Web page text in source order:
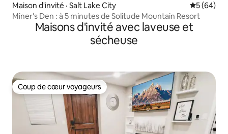
Maison d'invité · Salt Lake City Note
5 (64)
Miner's Den : à 5 minutes de Solitude Mountain Resort
Maisons d'invité avec laveuse et
sécheuse
Coup de cœur voyageurs
Coup de cœur voyageurs